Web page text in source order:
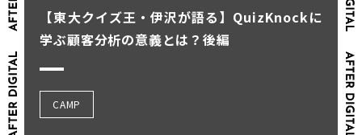
【東大クイズ王・伊沢が語る】QuizKnockに
学ぶ顧客分析の意義とは？後編
CAMP